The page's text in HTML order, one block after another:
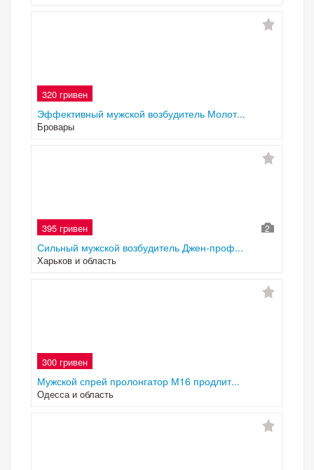
320 гривен
Эффективный мужской возбудитель Молот...
Бровары
395 гривен 2
Сильный мужской возбудитель Джен-проф...
Харьков и область
300 гривен
Мужской спрей пролонгатор М16 продлит...
Одесса и область